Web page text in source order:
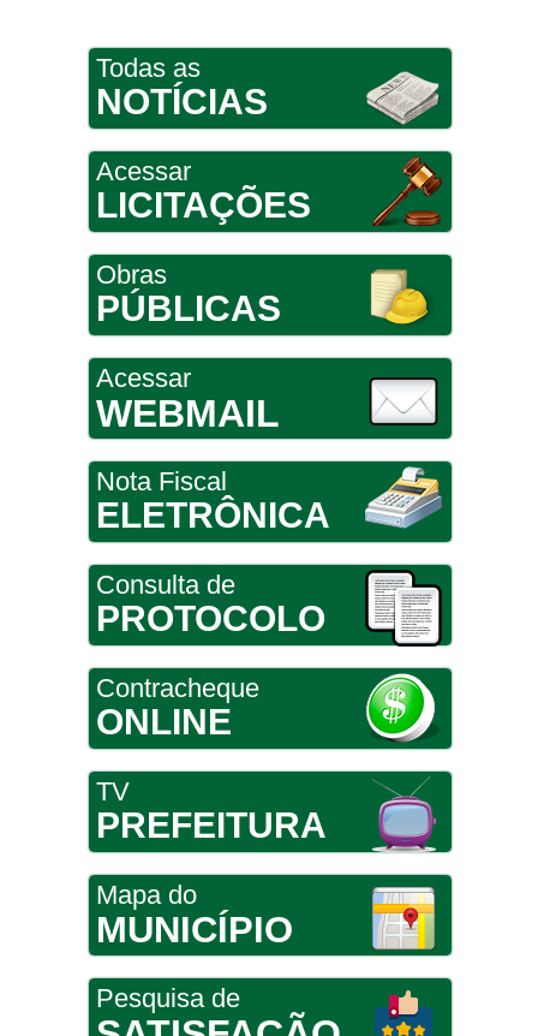
Todas as
NOTÍCIAS
Acessar
LICITAÇÕES
Obras
PÚBLICAS
Acessar
WEBMAIL
Nota Fiscal
ELETRÔNICA
Consulta de
PROTOCOLO
Contracheque
ONLINE
TV
PREFEITURA
Mapa do
MUNICÍPIO
Pesquisa de